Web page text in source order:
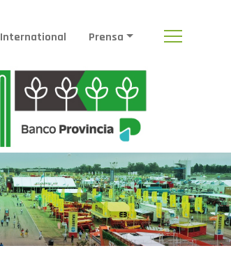
International Prensa